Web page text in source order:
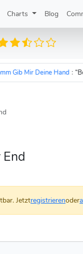
Charts Blog
Mir Deine Hand :
Jetztregistrierenoder